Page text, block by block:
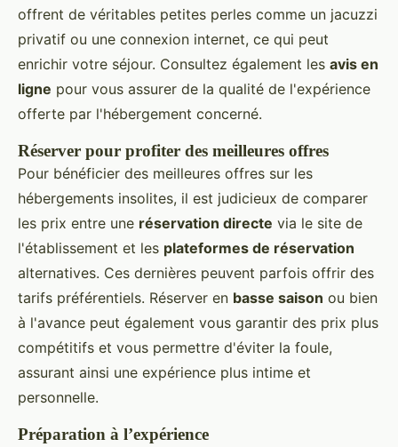
offrent de véritables petites perles comme un jacuzzi
privatif ou une connexion internet, ce qui peut
enrichir votre séjour. Consultez également les avis en
ligne pour vous assurer de la qualité de l'expérience
offerte par l'hébergement concerné.
Réserver pour profiter des meilleures offres
Pour bénéficier des meilleures offres sur les
hébergements insolites, il est judicieux de comparer
les prix entre une réservation directe via le site de
l'établissement et les plateformes de réservation
alternatives. Ces dernières peuvent parfois offrir des
tarifs préférentiels. Réserver en basse saison ou bien
à l'avance peut également vous garantir des prix plus
compétitifs et vous permettre d'éviter la foule,
assurant ainsi une expérience plus intime et
personnelle.
Préparation à l’expérience